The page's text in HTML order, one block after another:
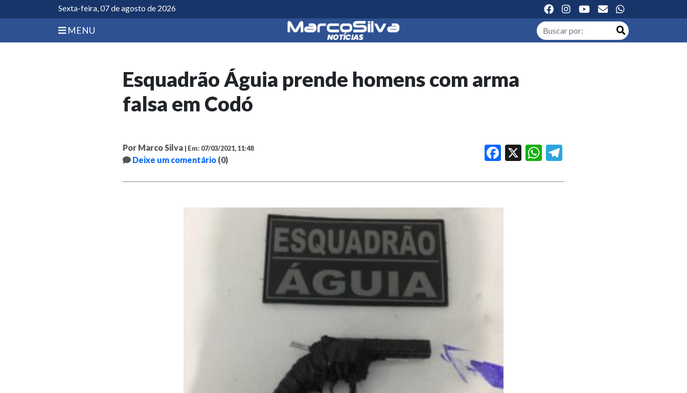
Sexta-feira, 07 de agosto de 2026
MENU
Esquadrão Águia prende homens com arma
falsa em Codó
Por Marco Silva | Em: 07/03/2021, 11:48
Deixe um comentário (0)
Facebook WhatsApp